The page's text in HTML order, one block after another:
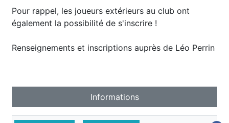
Pour rappel, les joueurs extérieurs au club ont
également la possibilité de s'inscrire !
Renseignements et inscriptions auprès de Léo Perrin
Informations